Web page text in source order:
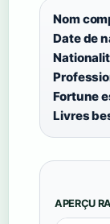
Nom
Date de
Fortune
Livres
APERÇU